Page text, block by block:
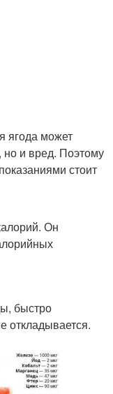
ягода может
но и вред. Поэтому
стоит
Он
быстро
откладывается.